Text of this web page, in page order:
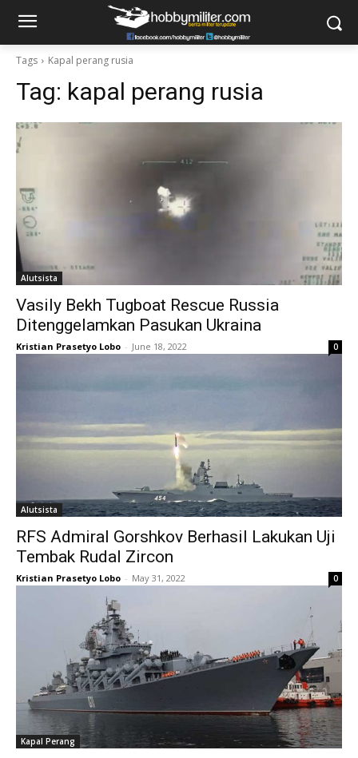
Tags Kapal perang rusia
Tag: kapal perang rusia
Alutsista
Vasily Bekh Tugboat Rescue Russia
Ditenggelamkan Pasukan Ukraina
Kristian Prasetyo Lobo - June 18, 2022 0
Alutsista
RFS Admiral Gorshkov Berhasil Lakukan Uji
Tembak Rudal Zircon
Kristian Prasetyo Lobo - May 31, 2022 0
Kapal Perang